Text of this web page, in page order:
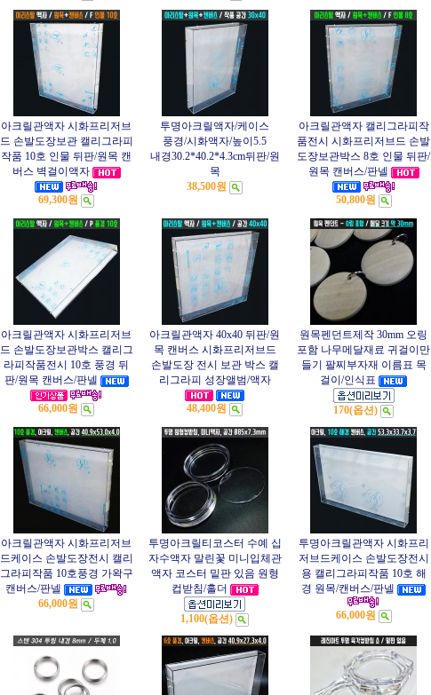
아크릴관액자 시화프리저브
드 손발도장보관 캘리그라피
작품 10호 인물 뒤판/원목 캔
버스 벽걸이액자
69,300원
투명아크릴액자/케이스
풍경/시화액자/높이5.5
내경30.2*40.2*4.3cm뒤판/원
목
38,500원
아크릴관액자 캘리그라피작
품전시 시화프리저브드 손발
도장보관박스 8호 인물 뒤판/
원목 캔버스/판넬
50,800원
아크릴관액자 시화프리저브
드 손발도장보관박스 캘리그
라피작품전시 10호 풍경 뒤
판/원목 캔버스/판넬
66,000원
아크릴관액자 40x40 뒤판/원
목 캔버스 시화프리저브드
손발도장 전시 보관 박스 캘
리그라피 성장앨범/액자
48,400원
원목펜던트제작 30mm 오링
포함 나무메달재료 귀걸이만
들기 팔찌부자재 이름표 목
걸이/인식표
170(옵션)
아크릴관액자 시화프리저브
드케이스 손발도장전시 캘리
그라피작품 10호풍경 가왁구
캔버스/판넬
66,000원
투명아크릴티코스터 수예 십
자수액자 말린꽃 미니입체관
액자 코스터 밑판 있음 원형
컵받침/홀더
1,100(옵션)
투명아크릴관액자 시화프리
저브드케이스 손발도장전시
용 캘리그라피작품 10호 해
경 원목/캔버스/판넬
66,000원